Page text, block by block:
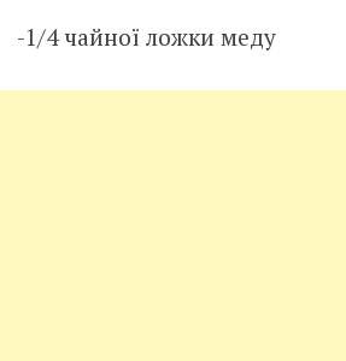
-1/4 чайної ложки меду